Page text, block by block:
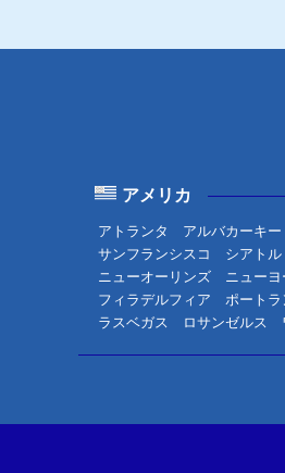
アメリカ
アトランタ アルバカーキー
サンフランシスコ
シアトル
ニューオーリンズ
ニューヨ
フィラデルフィア
ポートラ
ラスベガス
ロサンゼルス